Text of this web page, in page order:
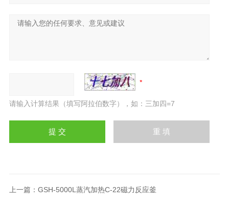
请输入计算结果（填写阿拉伯数字），如：三加四=7
上一篇： GSH-5000L蒸汽加热C-22磁力反应釜